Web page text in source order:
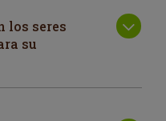
los seres
su